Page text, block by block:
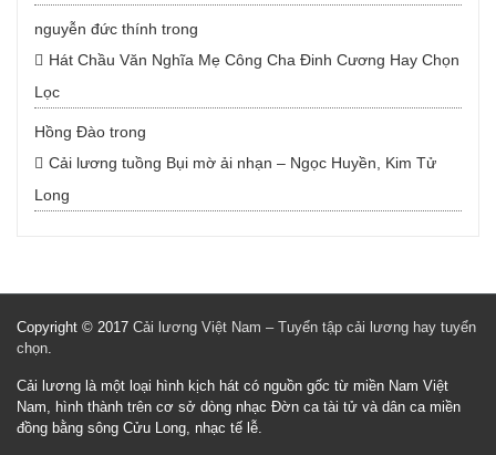
nguyễn đức thính trong
Hát Chầu Văn Nghĩa Mẹ Công Cha Đinh Cương Hay Chọn
Lọc
Hồng Đào trong
Cải lương tuồng Bụi mờ ải nhạn – Ngọc Huyền, Kim Tử
Long
Copyright © 2017 Cải lương Việt Nam – Tuyển tập cải lương hay tuyển
chọn.
Cải lương là một loại hình kịch hát có nguồn gốc từ miền Nam Việt
Nam, hình thành trên cơ sở dòng nhạc Đờn ca tài tử và dân ca miền
đồng bằng sông Cửu Long, nhạc tế lễ.